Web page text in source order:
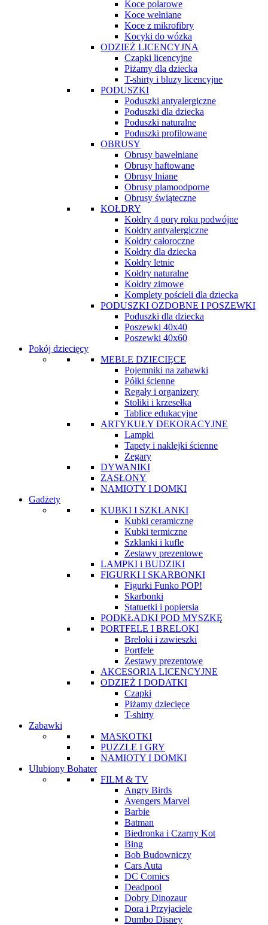
Koce polarowe
Koce wełniane
Koce z mikrofibry
Kocyki do wózka
ODZIEŻ LICENCYJNA
Czapki licencyjne
Piżamy dla dziecka
T-shirty i bluzy licencyjne
PODUSZKI
Poduszki antyalergiczne
Poduszki dla dziecka
Poduszki naturalne
Poduszki profilowane
OBRUSY
Obrusy bawełniane
Obrusy haftowane
Obrusy lniane
Obrusy plamoodporne
Obrusy świąteczne
KOŁDRY
Kołdry 4 pory roku podwójne
Kołdry antyalergiczne
Kołdry całoroczne
Kołdry dla dziecka
Kołdry letnie
Kołdry naturalne
Kołdry zimowe
Komplety pościeli dla dziecka
PODUSZKI OZDOBNE I POSZEWKI
Poduszki dla dziecka
Poszewki 40x40
Poszewki 40x60
Pokój dziecięcy
MEBLE DZIECIĘCE
Pojemniki na zabawki
Półki ścienne
Regały i organizery
Stoliki i krzesełka
Tablice edukacyjne
ARTYKUŁY DEKORACYJNE
Lampki
Tapety i naklejki ścienne
Zegary
DYWANIKI
ZASŁONY
NAMIOTY I DOMKI
Gadżety
KUBKI I SZKLANKI
Kubki ceramiczne
Kubki termiczne
Szklanki i kufle
Zestawy prezentowe
LAMPKI i BUDZIKI
FIGURKI I SKARBONKI
Figurki Funko POP!
Skarbonki
Statuetki i popiersia
PODKŁADKI POD MYSZKĘ
PORTFELE I BRELOKI
Breloki i zawieszki
Portfele
Zestawy prezentowe
AKCESORIA LICENCYJNE
ODZIEŻ I DODATKI
Czapki
Piżamy dziecięce
T-shirty
Zabawki
MASKOTKI
PUZZLE I GRY
NAMIOTY I DOMKI
Ulubiony Bohater
FILM & TV
Angry Birds
Avengers Marvel
Barbie
Batman
Biedronka i Czarny Kot
Bing
Bob Budowniczy
Cars Auta
DC Comics
Deadpool
Dobry Dinozaur
Dora i Przyjaciele
Dumbo Disney